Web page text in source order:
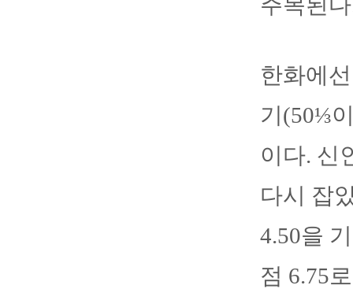
한화에
기(50⅓
이다. 신
다시 잡
4.50을
점 6.75